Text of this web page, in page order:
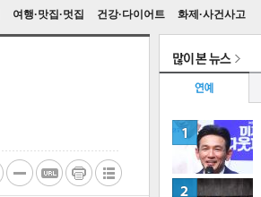
여행·맛집·멋집 건강·다이어트 화제·사건사고
방탄소년단
손흥민
유아인